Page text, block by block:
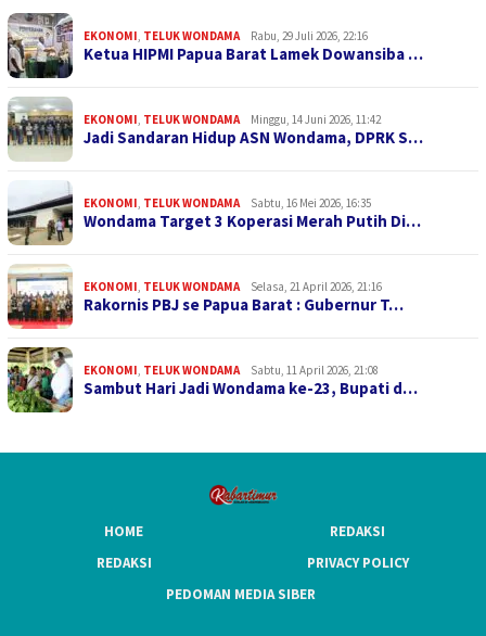
EKONOMI, TELUK WONDAMA Rabu, 29 Juli 2026, 22:16
Ketua HIPMI Papua Barat Lamek Dowansiba …
EKONOMI, TELUK WONDAMA Minggu, 14 Juni 2026, 11:42
Jadi Sandaran Hidup ASN Wondama, DPRK S…
EKONOMI, TELUK WONDAMA Sabtu, 16 Mei 2026, 16:35
Wondama Target 3 Koperasi Merah Putih Di…
EKONOMI, TELUK WONDAMA Selasa, 21 April 2026, 21:16
Rakornis PBJ se Papua Barat : Gubernur T…
EKONOMI, TELUK WONDAMA Sabtu, 11 April 2026, 21:08
Sambut Hari Jadi Wondama ke-23, Bupati d…
HOME
REDAKSI
REDAKSI
PRIVACY POLICY
PEDOMAN MEDIA SIBER